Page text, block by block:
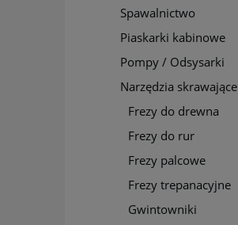
Spawalnictwo
Piaskarki kabinowe
Pompy / Odsysarki
Narzędzia skrawające
Frezy do drewna
Frezy do rur
Frezy palcowe
Frezy trepanacyjne
Gwintowniki